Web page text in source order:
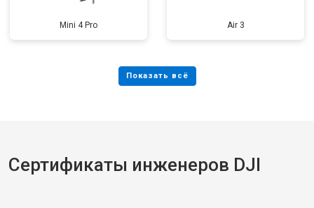
Mini 4 Pro Air 3
Сертификаты инженеров DJI